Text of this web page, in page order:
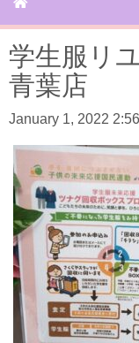
学生服リ
青葉店
January 1, 2022